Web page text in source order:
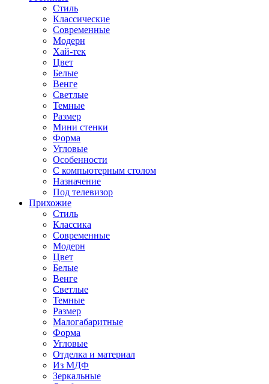
Стиль
Классические
Современные
Модерн
Хай-тек
Цвет
Белые
Венге
Светлые
Темные
Размер
Мини стенки
Форма
Угловые
Особенности
С компьютерным столом
Назначение
Под телевизор
Прихожие
Стиль
Классика
Современные
Модерн
Цвет
Белые
Венге
Светлые
Темные
Размер
Малогабаритные
Форма
Угловые
Отделка и материал
Из МДФ
Зеркальные